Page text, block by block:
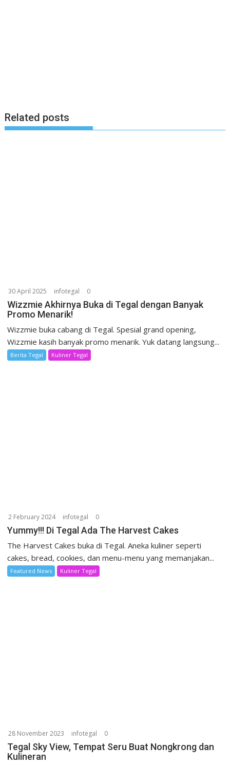
Related posts
30 April 2025 infotegal 0
Wizzmie Akhirnya Buka di Tegal dengan Banyak
Promo Menarik!
Wizzmie buka cabang di Tegal. Spesial grand opening,
Wizzmie kasih banyak promo menarik. Yuk datang langsung...
Berita Tegal Kuliner Tegal
2 February 2024 infotegal 0
Yummy!!! Di Tegal Ada The Harvest Cakes
The Harvest Cakes buka di Tegal. Aneka kuliner seperti
cakes, bread, cookies, dan menu-menu yang memanjakan...
Featured News Kuliner Tegal
28 November 2023 infotegal 0
Tegal Sky View, Tempat Seru Buat Nongkrong dan
Kulineran